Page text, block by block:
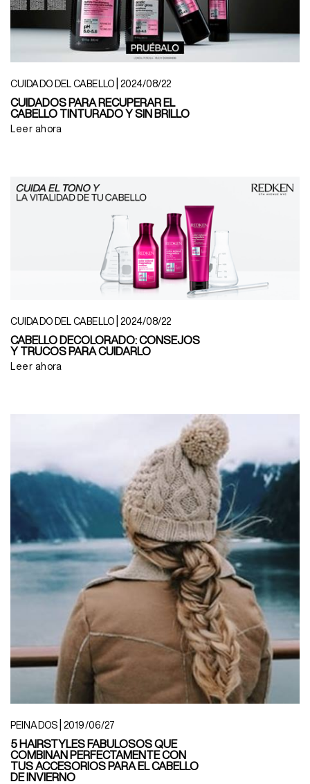
CUIDADO DEL CABELLO| 2024/08/22
CUIDADOS PARA RECUPERAR EL
CABELLO TINTURADO Y SIN BRILLO
Leer ahora
CUIDADO DEL CABELLO| 2024/08/22
CABELLO DECOLORADO: CONSEJOS
Y TRUCOS PARA CUIDARLO
Leer ahora
PEINADOS| 2019/06/27
5 HAIRSTYLES FABULOSOS QUE
COMBINAN PERFECTAMENTE CON
TUS ACCESORIOS PARA EL CABELLO
DE INVIERNO